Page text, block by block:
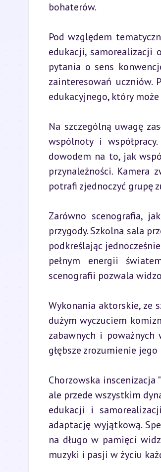
bohaterów.
Pod względem
edukacji, samorealizacji
pytania o sens
zainteresowań uczniów.
edukacyjnego, który
Na szczególną uwagę
wspólnoty i
dowodem na to, jak
przynależności. Kamera
potrafi zjednoczyć grupę
Zarówno scenografia,
przygody. Szkolna sala
podkreślając
pełnym energii
scenografii pozwala
Wykonania aktorskie, ze
dużym wyczuciem
zabawnych i
głębsze zrozumienie
Chorzowska
ale przede wszystkim
edukacji i
adaptację wyjątkową.
na długo w pamięci
muzyki i pasji w życiu